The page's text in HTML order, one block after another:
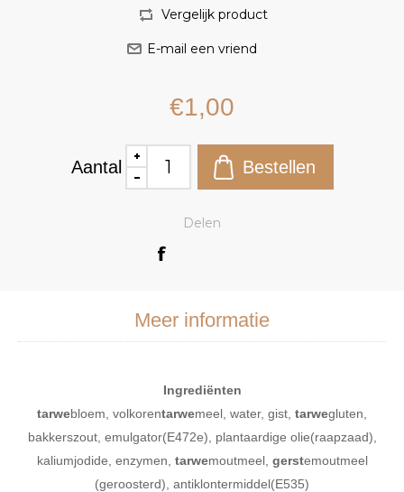
€1,00
Aantal
Delen
Meer informatie
Ingrediënten
tarwebloem, volkorentarwemeel, water, gist, tarwegluten,
bakkerszout, emulgator(E472e), plantaardige olie(raapzaad),
kaliumjodide, enzymen, tarwemoutmeel, gerstemoutmeel
(geroosterd), antiklontermiddel(E535)